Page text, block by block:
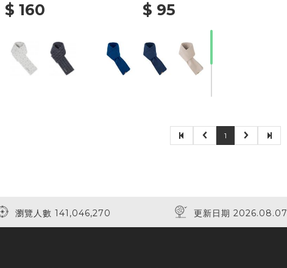
$ 160 $ 95
30% Off
1
瀏覽人數 141,046,270 更新日期 2026.08.07